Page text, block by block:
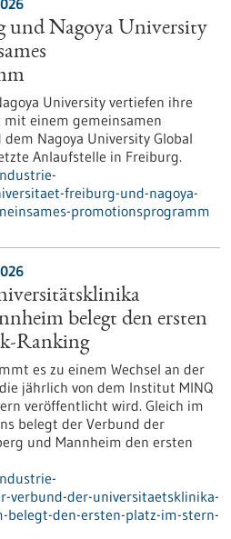
und Nagoya University
University vertiefen ihre
einem gemeinsamen
Nagoya University Global
Anlaufstelle in Freiburg.
freiburg-und-nagoya-
promotionsprogramm
belegt den ersten
Ranking
es zu einem Wechsel an der
jährlich von dem Institut MINQ
veröffentlicht wird. Gleich im
belegt der Verbund der
und Mannheim den ersten
der-universitaetsklinika-
belegt-den-ersten-platz-im-stern-